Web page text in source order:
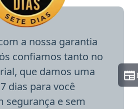
a nossa garantia
confiamos tanto no
que damos uma
dias para você
segurança e sem